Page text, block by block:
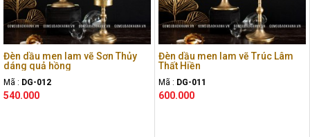
Đèn dầu men lam vẽ Sơn Thủy
dáng quả hồng
Mã : DG-012
540.000
Đèn dầu men lam vẽ Trúc Lâm
Thất Hiền
Mã : DG-011
600.000